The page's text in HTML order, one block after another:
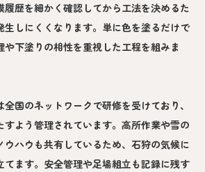
履歴を細かく確認してから工法を決めるた
生しにくくなります。単に色を塗るだけで
下塗りの相性を重視した工程を組みま
国のネットワークで研修を受けており、
すよう管理されています。高所作業や雪の
ウハウも共有しているため、石狩の気候に
てます。安全管理や足場組立も記録に残す